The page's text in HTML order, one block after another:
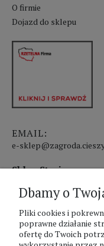
O firmie
Dojazd do sklepu
EMAIL:
e-
Sklep Stacjonarny
pon.-pt. 8:00 - 17:00
sobota 8:00 - 13:00
PHU Zagroda A.Szlaur
Dbamy o
Pliki cookies i
poprawne działanie
ofertę do Twoich